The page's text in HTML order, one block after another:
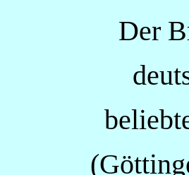
Der